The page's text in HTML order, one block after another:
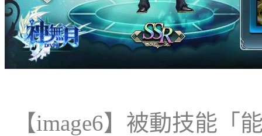
【image6】 被動技能「